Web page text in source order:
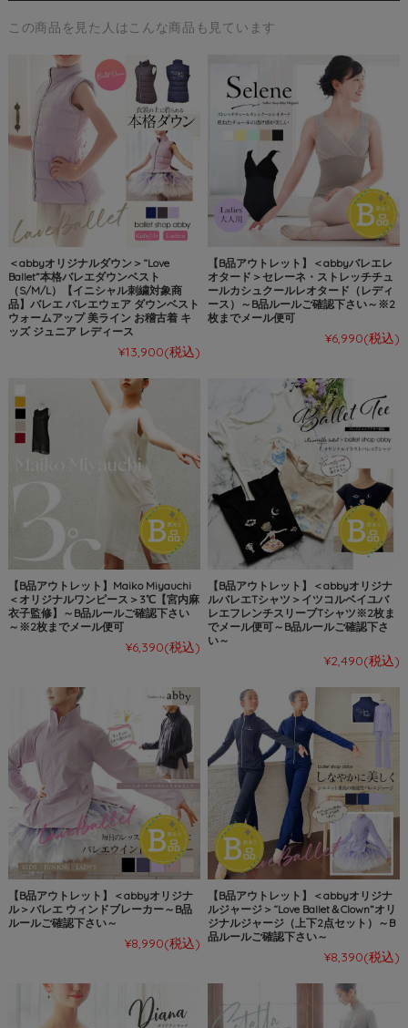
この商品を見た人はこんな商品も見ています
＜abbyオリジナルダウン＞“Love
Ballet”本格バレエダウンベスト
（S/M/L）【イニシャル刺繍対象商
品】バレエ バレエウェア ダウンベスト
ウォームアップ 美ライン お稽古着 キ
ッズ ジュニア レディース
¥13,900(税込)
【B品アウトレット】＜abbyバレエレ
オタード＞セレーネ・ストレッチチュ
ールカシュクールレオタード（レディ
ース）～B品ルールご確認下さい～※2
枚までメール便可
¥6,990(税込)
【B品アウトレット】Maiko Miyauchi
＜オリジナルワンピース＞3℃【宮内麻
衣子監修】～B品ルールご確認下さい
～※2枚までメール便可
¥6,390(税込)
【B品アウトレット】＜abbyオリジナ
ルバレエTシャツ＞イツコルベイユバ
レエフレンチスリーブTシャツ※2枚ま
でメール便可～B品ルールご確認下さ
い～
¥2,490(税込)
【B品アウトレット】＜abbyオリジナ
ル＞バレエ ウィンドブレーカー～B品
ルールご確認下さい～
¥8,990(税込)
【B品アウトレット】＜abbyオリジナ
ルジャージ＞“Love Ballet＆Clown”オリ
ジナルジャージ（上下2点セット）～B
品ルールご確認下さい～
¥8,390(税込)